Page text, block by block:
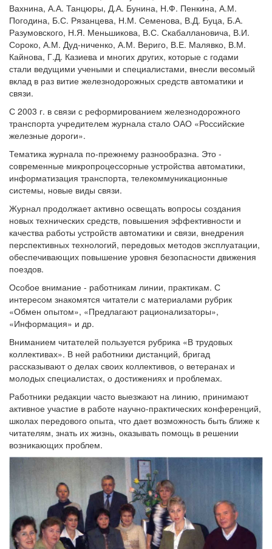
Вахнина, А.А. Танцюры, Д.А. Бунина, Н.Ф. Пенкина, А.М.
Погодина, Б.С. Рязанцева, Н.М. Семенова, В.Д. Буца, Б.А.
Разумовского, Н.Я. Меньшикова, В.С. Скабаллановича, В.И.
Сороко, А.М. Дуд-ниченко, А.М. Вериго, В.Е. Малявко, В.М.
Кайнова, Г.Д. Казиева и многих других, которые с годами
стали ведущими учеными и специалистами, внесли весомый
вклад в раз витие железнодорожных средств автоматики и
связи.
С 2003 г. в связи с реформированием железнодорожного
транспорта учредителем журнала стало ОАО «Российские
железные дороги».
Тематика журнала по-прежнему разнообразна. Это -
современные микропроцессорные устройства автоматики,
информатизация транспорта, телекоммуникационные
системы, новые виды связи.
Журнал продолжает активно освещать вопросы создания
новых технических средств, повышения эффективности и
качества работы устройств автоматики и связи, внедрения
перспективных технологий, передовых методов эксплуатации,
обеспечивающих повышение уровня безопасности движения
поездов.
Особое внимание - работникам линии, практикам. С
интересом знакомятся читатели с материалами рубрик
«Обмен опытом», «Предлагают рационализаторы»,
«Информация» и др.
Вниманием читателей пользуется рубрика «В трудовых
коллективах». В ней работники дистанций, бригад
рассказывают о делах своих коллективов, о ветеранах и
молодых специалистах, о достижениях и проблемах.
Работники редакции часто выезжают на линию, принимают
активное участие в работе научно-практических конференций,
школах передового опыта, что дает возможность быть ближе к
читателям, знать их жизнь, оказывать помощь в решении
возникающих проблем.